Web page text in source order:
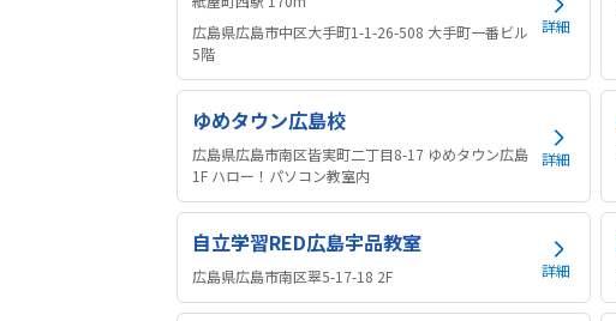
広島県広島市中区大手町1-1-26-508 大手町一番ビル
5階
詳細
ゆめタウン広島校
広島県広島市南区皆実町二丁目8-17 ゆめタウン広島
1F ハロー！パソコン教室内
詳細
自立学習RED広島宇品教室
広島県広島市南区翠5-17-18 2F 詳細